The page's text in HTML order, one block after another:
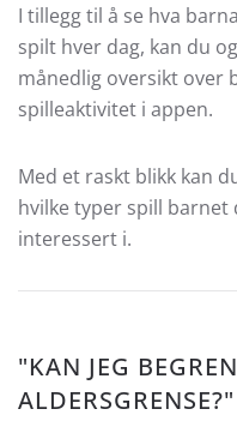
I tillegg til å se hva
spilt hver dag, kan du
månedlig oversikt over
spilleaktivitet i appen.
Med et raskt blikk kan
hvilke typer spill
interessert i.
"KAN JEG
ALDERSGRENSE?"